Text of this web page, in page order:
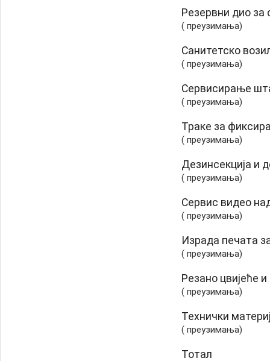
Резервни дио
( преузимања)
Санитетско
( преузимања)
Сервисирање
( преузимања)
Траке за
( преузимања)
Дезинсекција и
( преузимања)
Сервис видео
( преузимања)
Израда печата
( преузимања)
Резано цвијеће
( преузимања)
Технички
( преузимања)
Тотал